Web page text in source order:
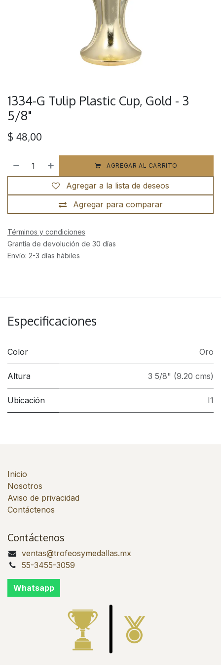
1334-G Tulip Plastic Cup, Gold - 3
5/8"
$ 48,00
AGREGAR AL CARRITO
Agregar para comparar
Agregar a la lista de deseos
Términos y condiciones
Grantía de devolución de 30 días
Envío: 2-3 días hábiles
Especificaciones
Color Oro
Altura 3 5/8" (9.20 cms)
Ubicación I1
Inicio
Nosotros
Aviso de privacidad
Contáctenos
Contáctenos
ventas@trofeosymedallas.mx
55-3455-3059
Whatsapp